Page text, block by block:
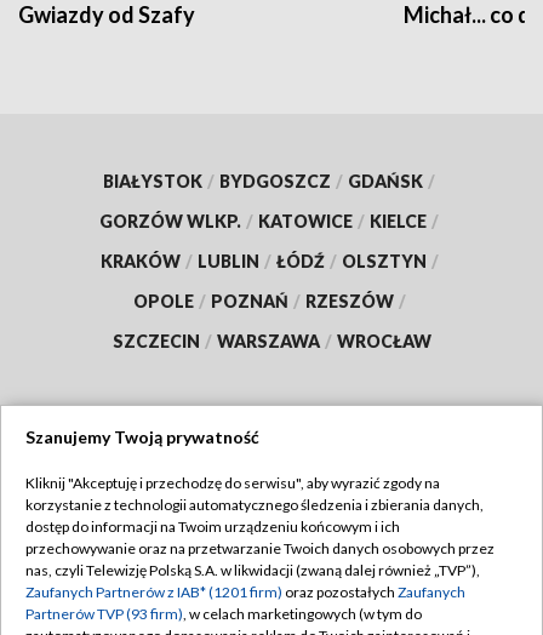
Gwiazdy od Szafy Michał... co
BIAŁYSTOK / BYDGOSZCZ / GDAŃSK /
GORZÓW WLKP. / KATOWICE / KIELCE /
KRAKÓW / LUBLIN / ŁÓDŹ / OLSZTYN /
OPOLE / POZNAŃ / RZESZÓW /
SZCZECIN / WARSZAWA / WROCŁAW
TVP
Abonament TVP
Emisja w TVP
Centrum informacji TVP
Regulamin TVP
Polityka prywatności
Szanujemy Twoją prywatność
Kliknij "Akceptuję i przechodzę do serwisu", aby wyrazić zgody na
korzystanie z technologii automatycznego śledzenia i zbierania danych,
dostęp do informacji na Twoim urządzeniu końcowym i ich
przechowywanie oraz na przetwarzanie Twoich danych osobowych przez
nas, czyli Telewizję Polską S.A. w likwidacji (zwaną dalej również „TVP”),
Zaufanych Partnerów z IAB* (1201 firm) oraz pozostałych Zaufanych
Partnerów TVP (93 firm), w celach marketingowych (w tym do